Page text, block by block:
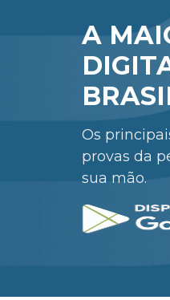
A
Os
provas da
sua mão.